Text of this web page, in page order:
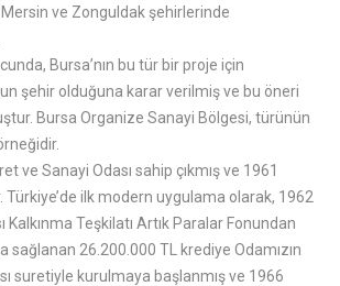
ve Zonguldak şehirlerinde
Bursa’nın bu tür bir proje için
şehir olduğuna karar verilmiş ve bu öneri
Bursa Organize Sanayi Bölgesi, türünün
ve Sanayi Odası sahip çıkmış ve 1961
Türkiye’de ilk modern uygulama olarak, 1962
Kalkınma Teşkilatı Artık Paralar Fonundan
sağlanan 26.200.000 TL krediye Odamızın
suretiyle kurulmaya başlanmış ve 1966